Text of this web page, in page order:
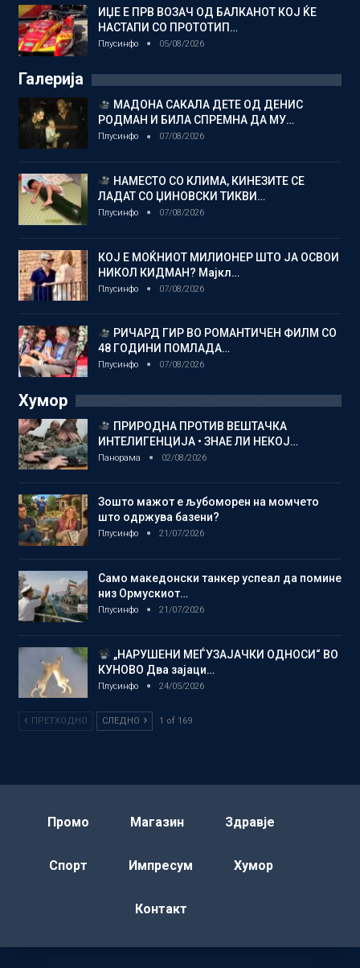
ИЏЕ Е ПРВ ВОЗАЧ ОД БАЛКАНОТ КОЈ ЌЕ
НАСТАПИ СО ПРОТОТИП…
Плусинфо 05/08/2026
Галерија
МАДОНА САКАЛА ДЕТЕ ОД ДЕНИС
РОДМАН И БИЛА СПРЕМНА ДА МУ…
Плусинфо 07/08/2026
НАМЕСТО СО КЛИМА, КИНЕЗИТЕ СЕ
ЛАДАТ СО ЏИНОВСКИ ТИКВИ…
Плусинфо 07/08/2026
КОЈ Е МОЌНИОТ МИЛИОНЕР ШТО ЈА ОСВОИ
НИКОЛ КИДМАН? Мајкл…
Плусинфо 07/08/2026
РИЧАРД ГИР ВО РОМАНТИЧЕН ФИЛМ СО
48 ГОДИНИ ПОМЛАДА…
Плусинфо 07/08/2026
Хумор
ПРИРОДНА ПРОТИВ ВЕШТАЧКА
ИНТЕЛИГЕНЦИЈА • ЗНАЕ ЛИ НЕКОЈ…
Панорама 02/08/2026
Зошто мажот е љубоморен на момчето
што одржува базени?
Плусинфо 21/07/2026
Само македонски танкер успеал да помине
низ Ормускиот…
Плусинфо 21/07/2026
„НАРУШЕНИ МЕЃУЗАЈАЧКИ ОДНОСИ“ ВО
КУНОВО Два зајаци…
Плусинфо 24/05/2026
ПРЕТХОДНО СЛЕДНО 1 of 169
Промо Магазин Здравје
Спорт Импресум Хумор
Контакт